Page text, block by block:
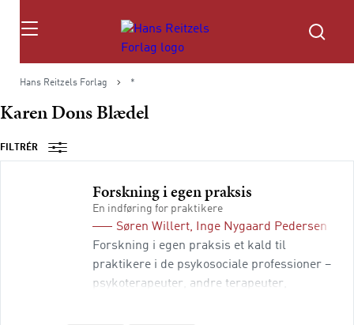
Søg
Hans Reitzels Forlag *
Karen Dons Blædel
FILTRÉR
Forskning i egen praksis
En indføring for praktikere
Søren Willert, Inge Nygaard Pedersen
Forskning i egen praksis et kald til
praktikere i de psykosociale professioner –
psykoterapeuter, andre terapeuter,